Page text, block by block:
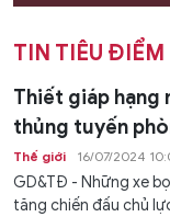
TIN TIÊU ĐIỂM
Thiết giáp hạng
thủng tuyến
Thế giới 16/07/2024
GD&TĐ - Những xe
tăng chiến đấu chủ